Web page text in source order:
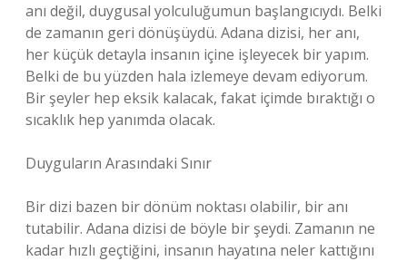
anı değil, duygusal yolculuğumun başlangıcıydı. Belki
de zamanın geri dönüşüydü. Adana dizisi, her anı,
her küçük detayla insanın içine işleyecek bir yapım.
Belki de bu yüzden hala izlemeye devam ediyorum.
Bir şeyler hep eksik kalacak, fakat içimde bıraktığı o
sıcaklık hep yanımda olacak.
Duyguların Arasındaki Sınır
Bir dizi bazen bir dönüm noktası olabilir, bir anı
tutabilir. Adana dizisi de böyle bir şeydi. Zamanın ne
kadar hızlı geçtiğini, insanın hayatına neler kattığını